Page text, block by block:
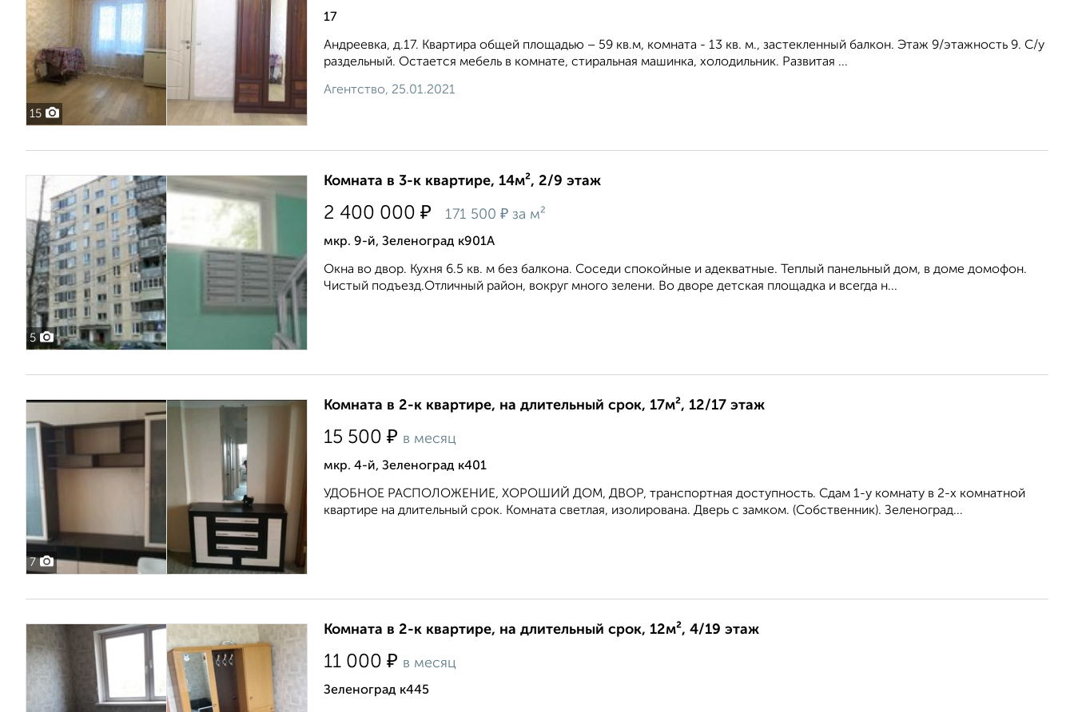
15
17
Андреевка, д.17. Квартира общей площадью – 59 кв.м, комната - 13 кв. м., застекленный балкон. Этаж 9/этажность 9. С/у
раздельный. Остается мебель в комнате, стиральная машинка, холодильник. Развитая ...
Агентство, 25.01.2021
5
Комната в 3-к квартире, 14м², 2/9 этаж
2 400 000 ₽ 171 500 ₽ за м²
мкр. 9-й, Зеленоград к901А
Окна во двор. Кухня 6.5 кв. м без балкона. Соседи спокойные и адекватные. Теплый панельный дом, в доме домофон.
Чистый подъезд.Отличный район, вокруг много зелени. Во дворе детская площадка и всегда н...
7
Комната в 2-к квартире, на длительный срок, 17м², 12/17 этаж
15 500 ₽ в месяц
мкр. 4-й, Зеленоград к401
УДОБНОЕ РАСПОЛОЖЕНИЕ, ХОРОШИЙ ДОМ, ДВОР, транспортная доступность. Сдам 1-у комнату в 2-х комнатной
квартире на длительный срок. Комната светлая, изолирована. Дверь с замком. (Собственник). Зеленоград...
Комната в 2-к квартире, на длительный срок, 12м², 4/19 этаж
11 000 ₽ в месяц
Зеленоград к445